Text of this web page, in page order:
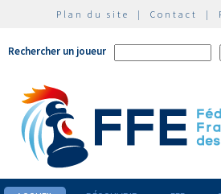
Plan du site | Contact |
Rechercher un joueur